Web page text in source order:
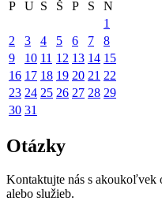
P U S Š P S
N
1
2
3 4 5 6 7
8
9
10 11 12 13 14 15
16 17 18 19 20 21 22
23 24 25 26 27 28 29
30 31
Otázky
Kontaktujte nás s akoukoľvek
alebo služieb.